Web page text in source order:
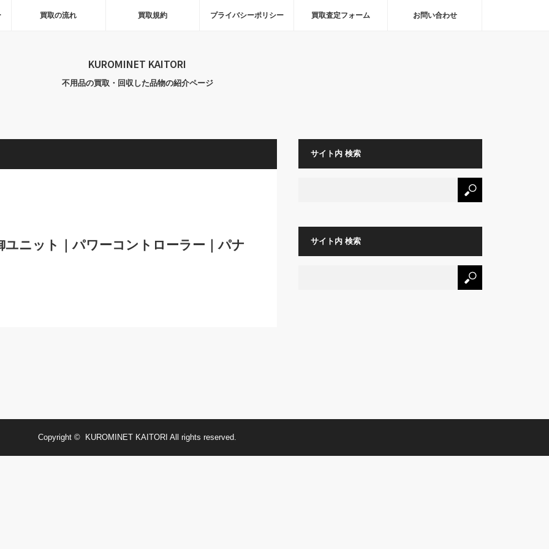
買取の流れ 買取規約 プライバシーポリシー 買取査定フォーム お問い合わせ
KUROMINET KAITORI
不用品の買取・回収した品物の紹介ページ
ニット｜パワーコントローラー｜パナ
サイト内 検索
サイト内 検索
Copyright © KUROMINET KAITORI All rights reserved.